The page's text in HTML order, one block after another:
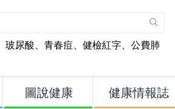
玻尿酸、 青春痘、 健檢紅字、 公費肺
圖說健康 健康情報誌